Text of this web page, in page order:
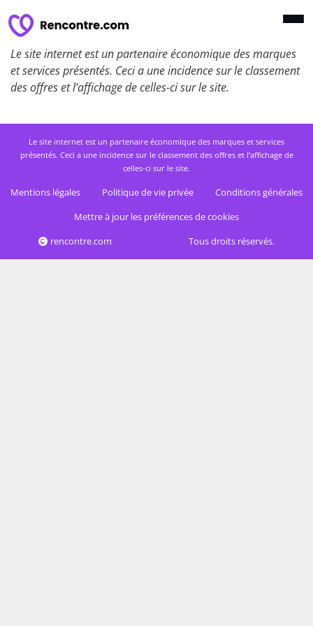
Le site internet est un partenaire économique des marques
et services présentés. Ceci a une incidence sur le classement
des offres et l’affichage de celles-ci sur le site.
Le site internet est un partenaire économique des marques et services
présentés. Ceci a une incidence sur le classement des offres et l’affichage de
celles-ci sur le site.
Mentions légales Politique de vie privée
Conditions générales
Mettre à jour les préférences de cookies
rencontre.com
Tous droits réservés.